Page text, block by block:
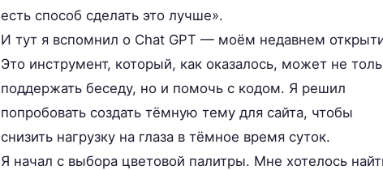
есть способ сделать это лучше».
И тут я вспомнил о Chat GPT — моём недавнем
Это инструмент, который, как оказалось, может не
поддержать беседу, но и помочь с кодом. Я решил
попробовать создать тёмную тему для сайта, чтобы
снизить нагрузку на глаза в тёмное время суток.
Я начал с выбора цветовой палитры. Мне хотелось